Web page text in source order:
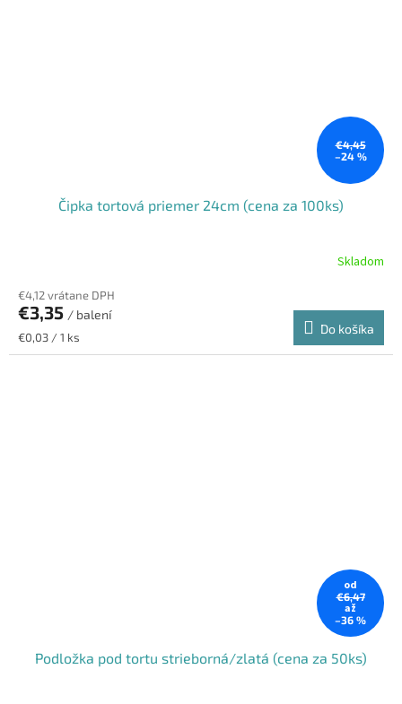
€4,45
–24 %
Čipka tortová priemer 24cm (cena za 100ks)
Skladom
€4,12 vrátane DPH
€3,35 / balení
Jednotková
cena:
€0,03 / 1 ks
Do košíka
od
€6,47
až
–36 %
Podložka pod tortu strieborná/zlatá (cena za 50ks)